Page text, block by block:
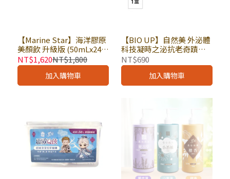
【Marine Star】海洋膠原
美顏飲 升級版 (50mLx24瓶
裝) × 盒｜膠原蛋白 補充
多種人體所需營養素 人用
保健食品
NT$1,620NT$1,800
加入購物車
【BIO UP】自然美 外泌體
科技凝時之泌抗老奇蹟面
膜 26mlx5片入 × 盒｜外
泌體面膜 科美研
NT$690
加入購物車